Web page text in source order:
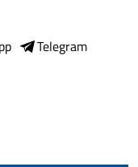
Telegram